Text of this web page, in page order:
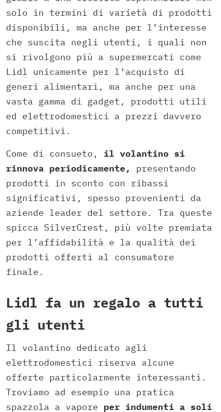
solo in termini di varietà di prodotti
disponibili, ma anche per l’interesse
che suscita negli utenti, i quali non
si rivolgono più a supermercati come
Lidl unicamente per l’acquisto di
generi alimentari, ma anche per una
vasta gamma di gadget, prodotti utili
ed elettrodomestici a prezzi davvero
competitivi.
Come di consueto, il volantino si
rinnova periodicamente,
presentando
prodotti in sconto con ribassi
significativi, spesso provenienti da
aziende leader del settore. Tra queste
spicca SilverCrest, più volte premiata
per l’affidabilità e la qualità dei
prodotti offerti al consumatore
finale.
Lidl fa un regalo a tutti
gli utenti
Il volantino dedicato agli
elettrodomestici riserva alcune
offerte particolarmente interessanti.
Troviamo ad esempio una pratica
spazzola a vapore per indumenti a soli